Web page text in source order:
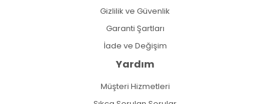
Gizlilik ve Güvenlik
Garanti Şartları
İade ve Değişim
Yardım
Müşteri Hizmetleri